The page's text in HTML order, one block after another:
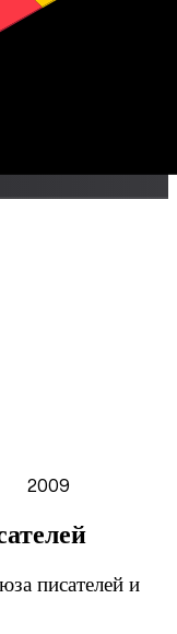
2009
писателей и